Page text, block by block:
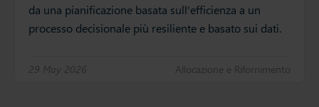
da una pianificazione basata sull'efficienza a un
processo decisionale più resiliente e basato sui dati.
29 May 2026 Allocazione e Rifornimento